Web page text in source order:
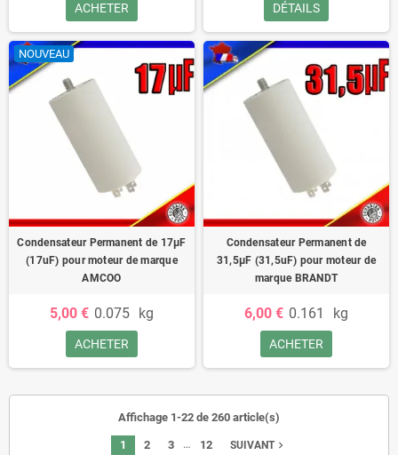
ACHETER DÉTAILS
NOUVEAU
Condensateur Permanent de 17μF
(17uF) pour moteur de marque
AMCOO
5,00 € 0.075 kg
ACHETER
Condensateur Permanent de
31,5μF (31,5uF) pour moteur de
marque BRANDT
6,00 € 0.161 kg
ACHETER
Affichage 1-22 de 260 article(s)
1 2 3 … 12 SUIVANTnavigate_next